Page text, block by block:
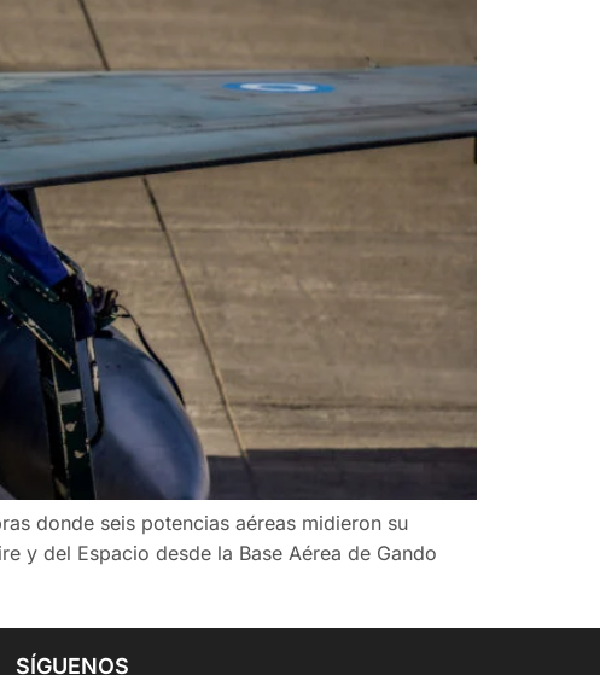
donde seis potencias aéreas midieron su
y del Espacio desde la Base Aérea de Gando
SÍGUENOS